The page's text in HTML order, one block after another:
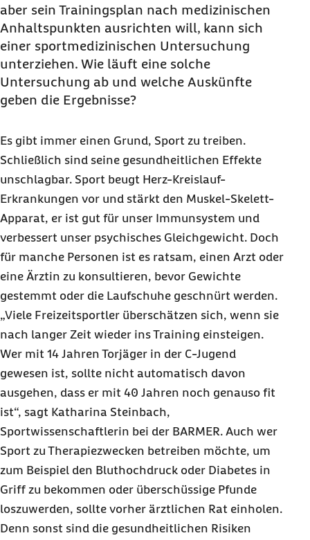
aber sein Trainingsplan nach medizinischen
Anhaltspunkten ausrichten will, kann sich
einer sportmedizinischen Untersuchung
unterziehen. Wie läuft eine solche
Untersuchung ab und welche Auskünfte
geben die Ergebnisse?
Es gibt immer einen Grund, Sport zu treiben.
Schließlich sind seine gesundheitlichen Effekte
unschlagbar. Sport beugt Herz-Kreislauf-
Erkrankungen vor und stärkt den Muskel-Skelett-
Apparat, er ist gut für unser Immunsystem und
verbessert unser psychisches Gleichgewicht. Doch
für manche Personen ist es ratsam, einen Arzt oder
eine Ärztin zu konsultieren, bevor Gewichte
gestemmt oder die Laufschuhe geschnürt werden.
„Viele Freizeitsportler überschätzen sich, wenn sie
nach langer Zeit wieder ins Training einsteigen.
Wer mit 14 Jahren Torjäger in der C-Jugend
gewesen ist, sollte nicht automatisch davon
ausgehen, dass er mit 40 Jahren noch genauso fit
ist“, sagt Katharina Steinbach,
Sportwissenschaftlerin bei der BARMER. Auch wer
Sport zu Therapiezwecken betreiben möchte, um
zum Beispiel den Bluthochdruck oder Diabetes in
Griff zu bekommen oder überschüssige Pfunde
loszuwerden, sollte vorher ärztlichen Rat einholen.
Denn sonst sind die gesundheitlichen Risiken